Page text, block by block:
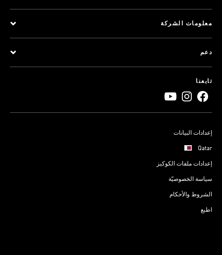
معلومات الشركة
دعم
تابعنا
إعدادات البيانات
Qatar
إعدادات ملفات الكوكيز
سياسة الخصوصيّة
الشروط والأحكام
اطبع